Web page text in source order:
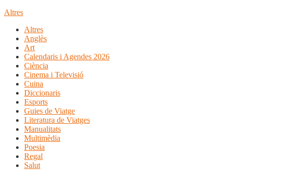
Altres
Altres
Anglès
Art
Calendaris i Agendes 2026
Ciència
Cinema i Televisió
Cuina
Diccionaris
Esports
Guies de Viatge
Literatura de Viatges
Manualitats
Multimèdia
Poesia
Regal
Salut